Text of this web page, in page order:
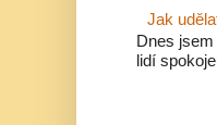
Jak
Dnes
lidí